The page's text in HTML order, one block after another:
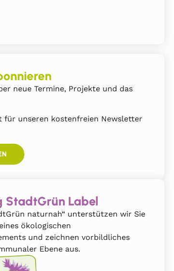
neue Termine, Projekte und das
für unseren kostenfreien Newsletter
StadtGrün Label
naturnah“ unterstützen wir Sie
ökologischen
und zeichnen vorbildliches
Ebene aus.